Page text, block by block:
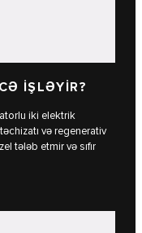
İŞLƏYİR?
iki elektrik
və regenerativ
tələb etmir və sıfır